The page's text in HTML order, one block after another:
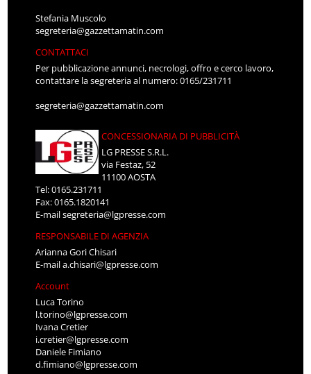
Stefania Muscolo
segreteria@gazzettamatin.com
CONTATTACI
Per pubblicazione annunci, necrologi, offro e cerco lavoro,
contattare la segreteria al numero: 0165/231711
segreteria@gazzettamatin.com
CONCESSIONARIA DI PUBBLICITÀ
LG PRESSE S.R.L.
via Festaz, 52
11100 AOSTA
Tel: 0165.231711
Fax: 0165.1820141
E-mailsegreteria@lgpresse.com
RESPONSABILE DI AGENZIA
Arianna Gori Chisari
E-maila.chisari@lgpresse.com
Account
Luca Torino
l.torino@lgpresse.com
Ivana Cretier
i.cretier@lgpresse.com
Daniele Fimiano
d.fimiano@lgpresse.com